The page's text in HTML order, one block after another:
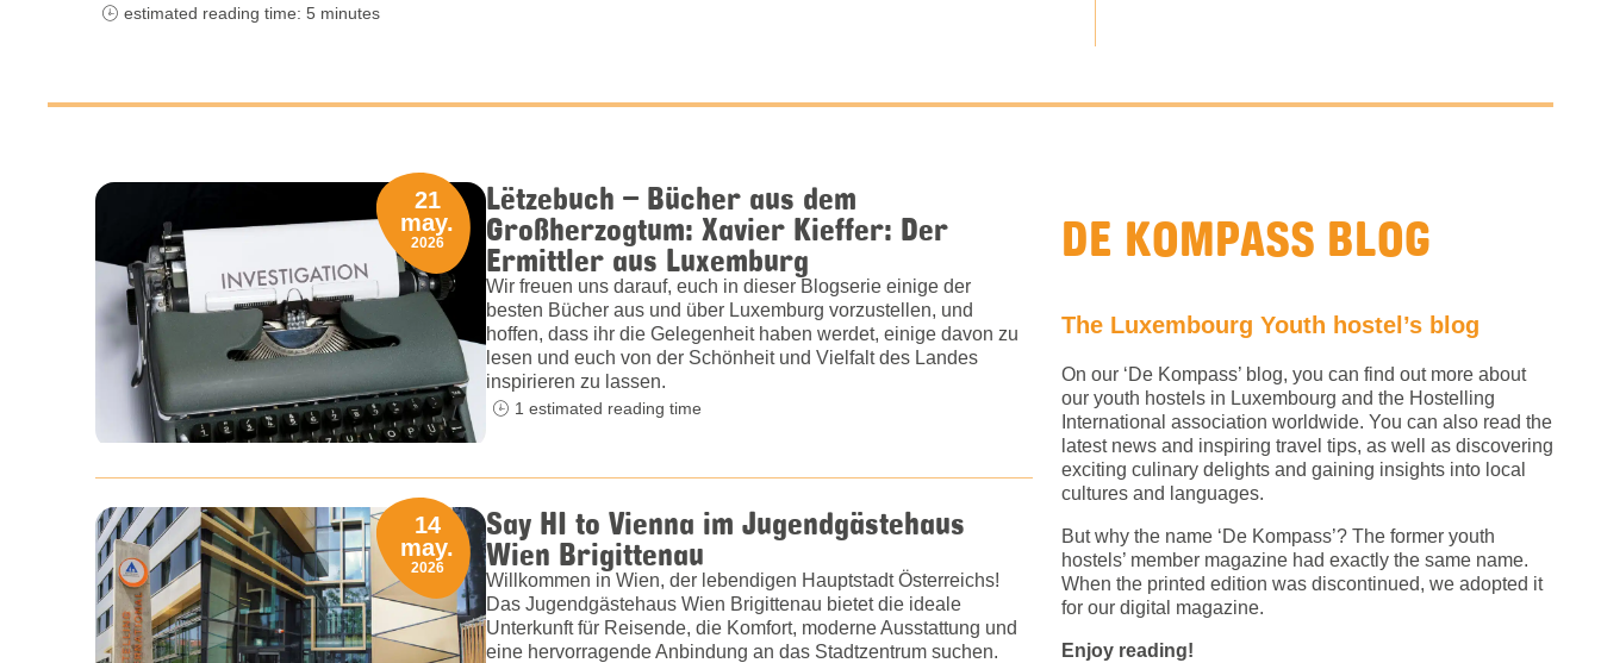
estimated reading time: 5 minutes
Lëtzebuch – Bücher aus dem
Großherzogtum: Xavier Kieffer: Der
Ermittler aus Luxemburg
Wir freuen uns darauf, euch in dieser Blogserie einige der
besten Bücher aus und über Luxemburg vorzustellen, und
hoffen, dass ihr die Gelegenheit haben werdet, einige davon zu
lesen und euch von der Schönheit und Vielfalt des Landes
inspirieren zu lassen.
21
may.
2026
1 estimated reading time
Say HI to Vienna im Jugendgästehaus
Wien Brigittenau
Willkommen in Wien, der lebendigen Hauptstadt Österreichs!
Das Jugendgästehaus Wien Brigittenau bietet die ideale
Unterkunft für Reisende, die Komfort, moderne Ausstattung und
eine hervorragende Anbindung an das Stadtzentrum suchen.
14
may.
2026
DE KOMPASS BLOG
The Luxembourg Youth hostel’s blog
On our ‘De Kompass’ blog, you can find out more about
our youth hostels in Luxembourg and the Hostelling
International association worldwide. You can also read the
latest news and inspiring travel tips, as well as discovering
exciting culinary delights and gaining insights into local
cultures and languages.
But why the name ‘De Kompass’? The former youth
hostels’ member magazine had exactly the same name.
When the printed edition was discontinued, we adopted it
for our digital magazine.
Enjoy reading!